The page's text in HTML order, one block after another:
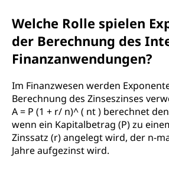
Welche Rolle spielen
der Berechnung des
Finanzanwendungen?
Im Finanzwesen werden
Berechnung des Zinseszinses
A = P (1 + r/ n)^ ( nt ) berechnet
wenn ein Kapitalbetrag (P) zu
Zinssatz (r) angelegt wird, der n-
Jahre aufgezinst wird.